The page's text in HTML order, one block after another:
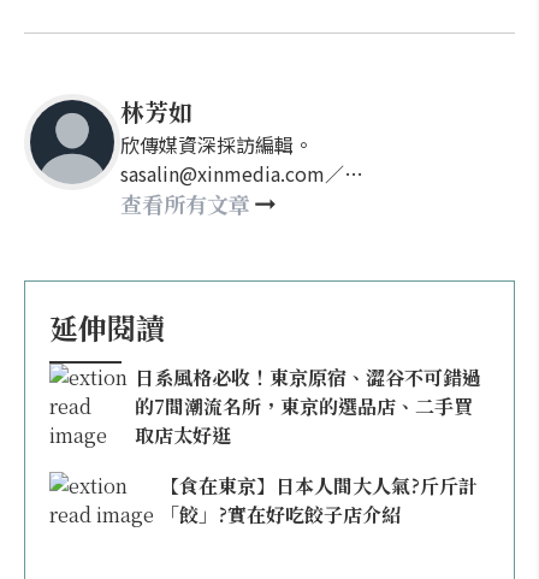
林芳如
欣傳媒資深採訪編輯。
sasalin@xinmedia.com／
happy21917@gmail.com
查看所有文章
延伸閱讀
日系風格必收！東京原宿、澀谷不可錯過
的7間潮流名所，東京的選品店、二手買
取店太好逛
【食在東京】日本人間大人氣?斤斤計
「餃」?實在好吃餃子店介紹